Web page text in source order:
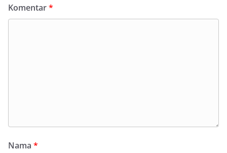
Komentar*
Nama *